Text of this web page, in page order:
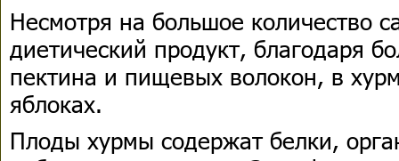
Несмотря на большое количество
диетический продукт, благодаря
пектина и пищевых волокон, в
яблоках.
Плоды хурмы содержат белки,